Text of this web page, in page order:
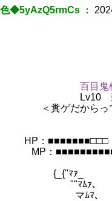
◆5yAzQ5rmCs ：
百目鬼
装甲
だからってイン
■■■■■■■□□□
ﾏｧ_
ﾑｧ
ﾑﾏ､
風味)～ (56)